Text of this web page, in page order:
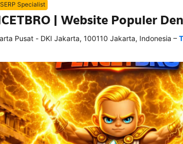
Specialist
| Website Populer
Pusat - DKI Jakarta, 100110 Jakarta, Indonesia –